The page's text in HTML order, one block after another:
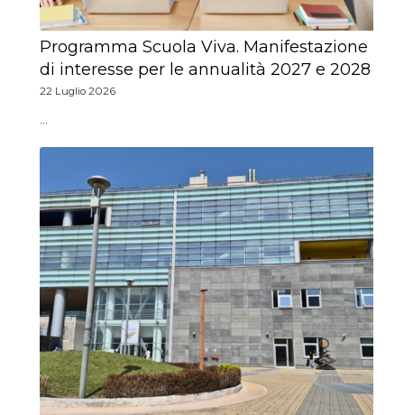
Programma Scuola Viva. Manifestazione
di interesse per le annualità 2027 e 2028
22 Luglio 2026